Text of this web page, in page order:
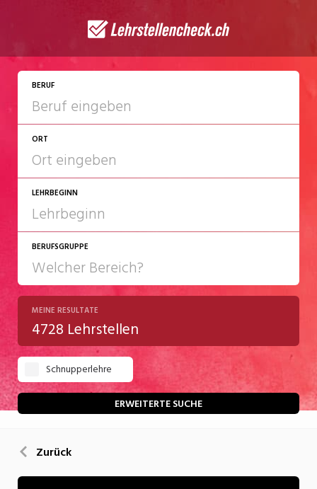
BERUF
ORT
LEHRBEGINN
2027
2028
BERUFSGRUPPE
Chemie/Pharma
Gastgewerbe
Gesundheit/Pflege/Soziales
Handwerk/Technik
Kultur
MEINE RESULTATE
4728 Lehrstellen
Schnupperlehre
ERWEITERTE SUCHE
Zurück